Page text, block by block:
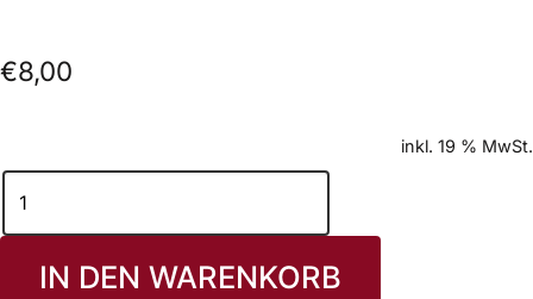
€8,00
inkl. 19 % MwSt.
IN DEN WARENKORB